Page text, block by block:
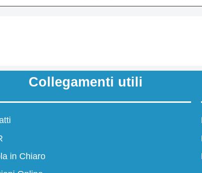
Collegamenti utili
in Chiaro